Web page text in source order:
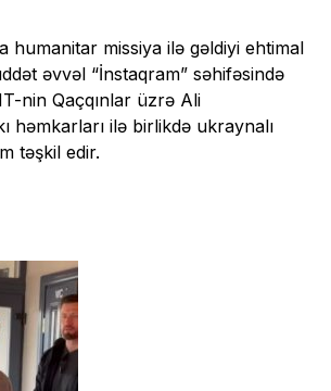
humanitar missiya ilə gəldiyi ehtimal
əvvəl “İnstaqram” səhifəsində
nin Qaçqınlar üzrə Ali
həmkarları ilə birlikdə ukraynalı
təşkil edir.